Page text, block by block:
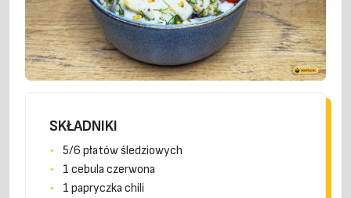
SKŁADNIKI
5/6 płatów śledziowych
1 cebula czerwona
1 papryczka chili